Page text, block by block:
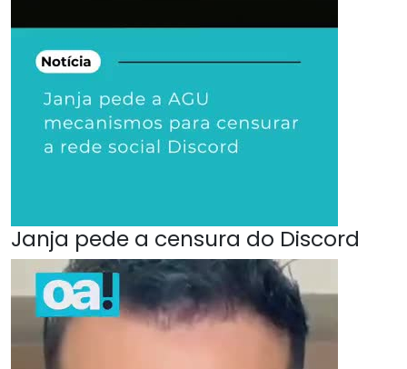
Janja pede a censura do Discord